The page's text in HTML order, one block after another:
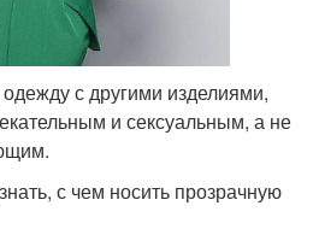
с другими изделиями,
и сексуальным, а не
с чем носить прозрачную